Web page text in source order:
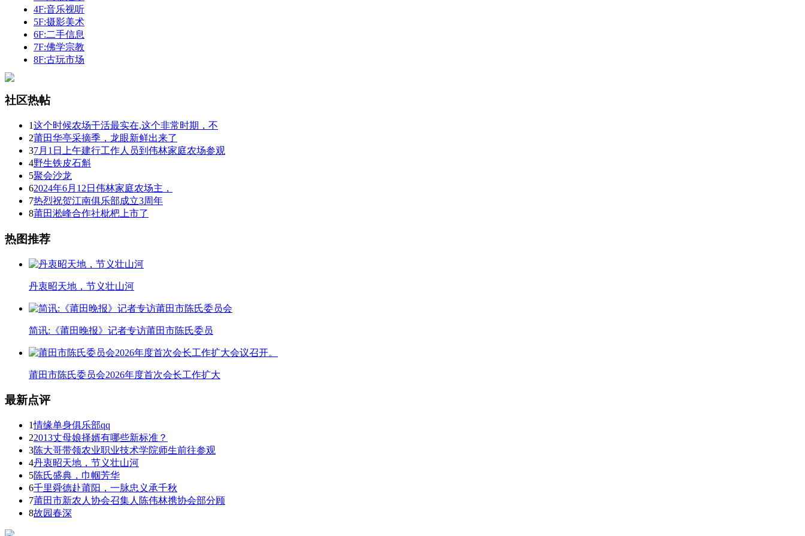
4F:音乐视听
5F:摄影美术
6F:二手信息
7F:佛学宗教
8F:古玩市场
社区热帖
1这个时候农场干活最实在,这个非常时期，不
2莆田华亭采摘季，龙眼新鲜出来了
37月1日上午建行工作人员到伟林家庭农场参观
4野生铁皮石斛
5聚会沙龙
62024年6月12日伟林家庭农场主，
7热烈祝贺江南俱乐部成立3周年
8莆田淞峰合作社枇杷上市了
热图推荐
丹衷昭天地，节义壮山河
简讯:《莆田晚报》记者专访莆田市陈氏委员
莆田市陈氏委员会2026年度首次会长工作扩大
最新点评
1情缘单身俱乐部qq
22013丈母娘择婿有哪些新标准？
3陈大哥带领农业职业技术学院师生前往参观
4丹衷昭天地，节义壮山河
5陈氏盛典，巾帼芳华
6千里舜德赴莆阳，一脉忠义承千秋
7莆田市新农人协会召集人陈伟林携协会部分顾
8故园春深